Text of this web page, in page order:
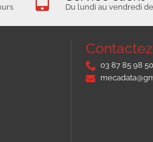
Du lundi au vendredi
03 87 85 98 50